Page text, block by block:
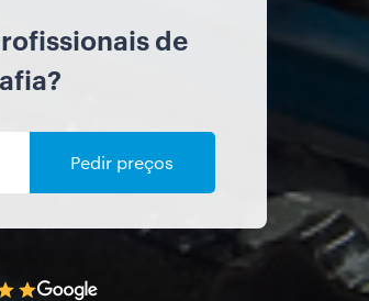
de
Pedir preços